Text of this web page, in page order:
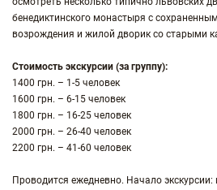
бенедиктинского монастыря с
возрождения и жилой дворик со старыми
Стоимость экскурсии (за группу):
1400 грн. – 1-5 человек
1600 грн. – 6-15 человек
1800 грн. – 16-25 человек
2000 грн. – 26-40 человек
2200 грн. – 41-60 человек
Проводится ежедневно. Начало